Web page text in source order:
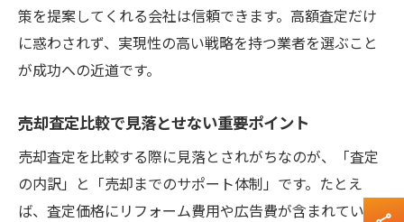
策を提案してくれる会社は信頼できます。高額査定だけ
に惑わされず、実現性の高い戦略を持つ業者を選ぶこと
が成功への近道です。
売却査定比較で見落とせない重要ポイント
売却査定を比較する際に見落とされがちなのが、「査定
の内訳」と「売却までのサポート体制」です。たとえ
ば、査定価格にリフォーム費用や広告費が含まれている